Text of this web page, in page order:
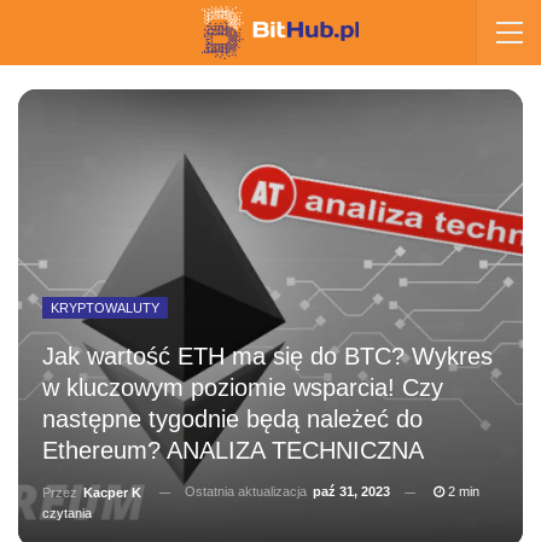
KRYPTOWALUTY
Jak wartość ETH ma się do BTC? Wykres
w kluczowym poziomie wsparcia! Czy
następne tygodnie będą należeć do
Ethereum? ANALIZA TECHNICZNA
Przez Kacper K Ostatnia aktualizacja paź 31, 2023
2 min
czytania